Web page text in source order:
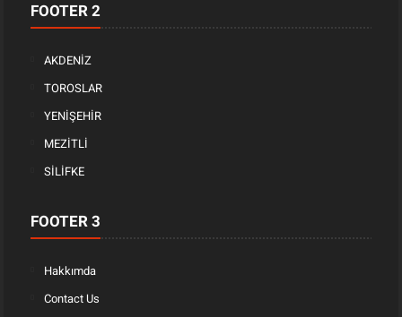
FOOTER 2
AKDENİZ
TOROSLAR
YENİŞEHİR
MEZİTLİ
SİLİFKE
FOOTER 3
Hakkımda
Contact Us